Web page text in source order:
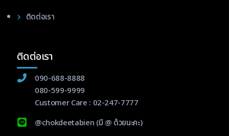
ติดต่อเรา
ติดต่อเรา
090-688-8888
080-599-9999
Customer Care : 02-247-7777
@chokdeetabien (มี @ ด้วยนะคะ)